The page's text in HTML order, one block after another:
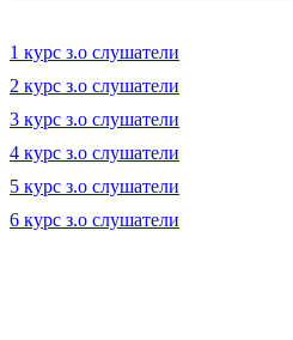
1 курс з.о слушатели
2 курс з.о слушатели
3 курс з.о слушатели
4 курс з.о слушатели
5 курс з.о слушатели
6 курс з.о слушатели